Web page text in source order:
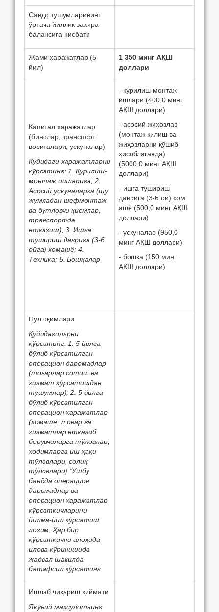
Савдо тушумларининг
ўртача йиллик захира
балансига нисбати
Жами харажатлар (5
йил)
1 350 минг АҚШ
доллари
Капитал харажатлар
(бинолар, транспорт
воситалари, ускуналар)
Қуйидаги харажатларни
кўрсатинг: 1. Қурилиш-
монтаж ишларига; 2.
Асосий ускуналарга (шу
жумладан шефмонтаж
ва бутловчи қисмлар,
транспортда
етказиш); 3. Ишга
тушириш даврига (3-6
ойга) хомашё; 4.
Техника; 5. Бошқалар
- қурилиш-монтаж
ишлари (400,0 минг
АҚШ доллари)
- асосий жиҳозлар
(монтаж қилиш ва
жиҳозларни қўшиб
ҳисоблаганда)
(5000,0 минг АҚШ
доллари)
- ишга тушириш
даврига (3-6 ой) хом
ашё (500,0 минг АҚШ
доллари)
- ускуналар (950,0
минг АҚШ доллари)
- бошқа (150 минг
АҚШ доллари)
Пул оқимлари
Қуйидагиларни
кўрсатинг: 1. 5 йилга
бўлиб кўрсатилган
операцион даромадлар
(товарлар сотиш ва
хизмат кўрсатишдан
тушумлар); 2. 5 йилга
бўлиб кўрсатилган
операцион харажатлар
(хомашё, товар ва
хизматлар етказиб
берувчиларга тўловлар,
ходимларга иш ҳақи
тўловлари, солиқ
тўловлари) *Ушбу
бандда операцион
даромадлар ва
операцион харажатлар
кўрсаткичларини
йилма-йил кўрсатиш
лозим. Ҳар бир
кўрсаткични алоҳида
илова кўринишида
жадвал шакилда
батафсил кўрсатинг.
Ишлаб чиқариш қиймати
Якуний маҳсулотнинг